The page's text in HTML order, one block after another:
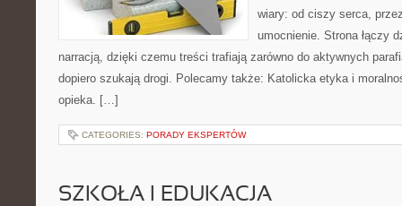
wiary: od ciszy serca,
umocnienie. Strona łączy
narracją, dzięki czemu treści trafiają zarówno do aktywnych
dopiero szukają drogi. Polecamy także: Katolicka etyka i
opieka. […]
CATEGORIES: PORADY EKSPERTÓW
SZKOŁA I EDUKACJA